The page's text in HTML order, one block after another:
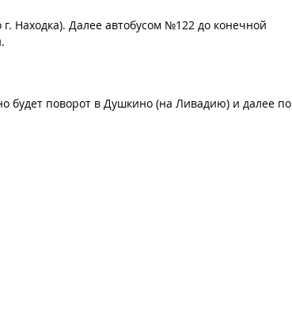
Находка). Далее автобусом №122 до конечной
будет поворот в Душкино (на Ливадию) и далее по